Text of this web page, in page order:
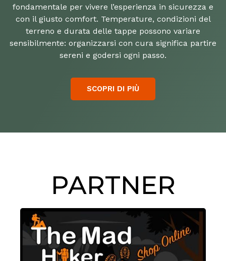
fondamentale per vivere l’esperienza in sicurezza e
con il giusto comfort. Temperature, condizioni del
terreno e durata delle tappe possono variare
sensibilmente: organizzarsi con cura significa partire
sereni e godersi ogni passo.
SCOPRI DI PIÙ
PARTNER